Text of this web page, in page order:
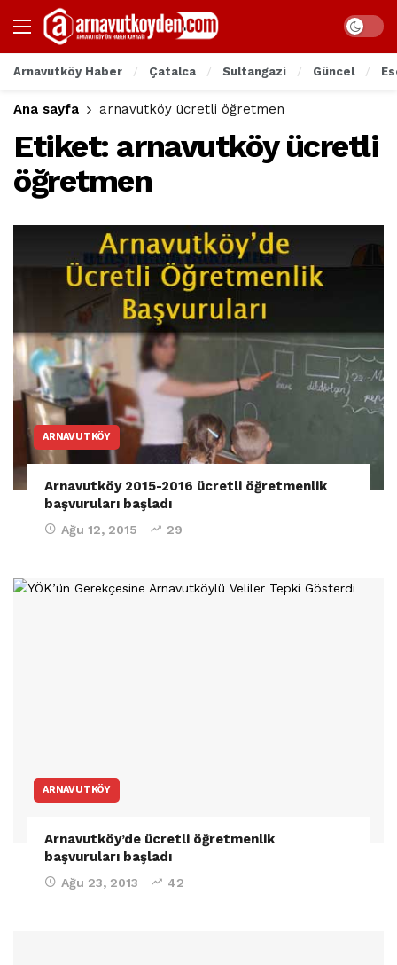
Arnavutköy Haber Çatalca Sultangazi Güncel
Ana sayfa arnavutköy ücretli öğretmen
Etiket: arnavutköy ücretli
öğretmen
ARNAVUTKÖY
Arnavutköy 2015-2016 ücretli öğretmenlik
başvuruları başladı
Ağu 12, 2015 29
ARNAVUTKÖY
Arnavutköy’de ücretli öğretmenlik
başvuruları başladı
Ağu 23, 2013 42